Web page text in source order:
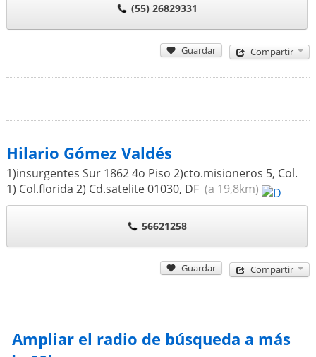
(55) 26829331
Guardar Compartir
Hilario Gómez Valdés
1)insurgentes Sur 1862 4o Piso 2)cto.misioneros 5, Col.
1) Col.florida 2) Cd.satelite01030, DF(a 19,8km)
56621258
Guardar Compartir
Ampliar el radio de búsqueda a más